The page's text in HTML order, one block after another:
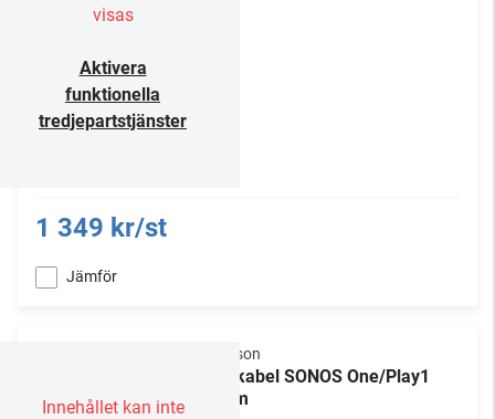
visas
Aktivera
funktionella
tredjepartstjänster
1 349 kr/st
Jämför
Innehållet kan inte
Flexson
Nätkabel SONOS One/Play1
5.0m